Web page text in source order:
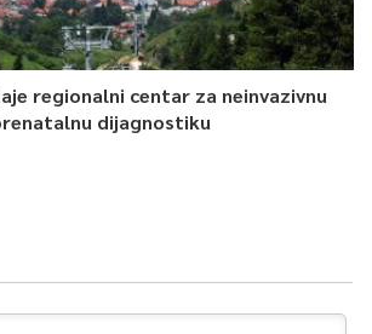
regionalni centar za neinvazivnu
dijagnostiku